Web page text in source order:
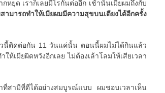
หยุด เราก็เลยมีไรกันต่ออีก เช้านั้นเมียผมถึงกับ
มารถทำให้เมียผมมีความสุขบนเตียงได้อีกครั้ง
นี้ติดต่อกัน 11 วันแค่นั้น ตอนนี้ผมไม่ได้กินแล้ว
ห้เมียผิดหวังอีกเลย ไม่ต้องเล้าโลมให้เสียเวลา
ที่สามีที่ดีได้อย่างสมบูรณ์แบบ ผมชอบเวลาเห็น